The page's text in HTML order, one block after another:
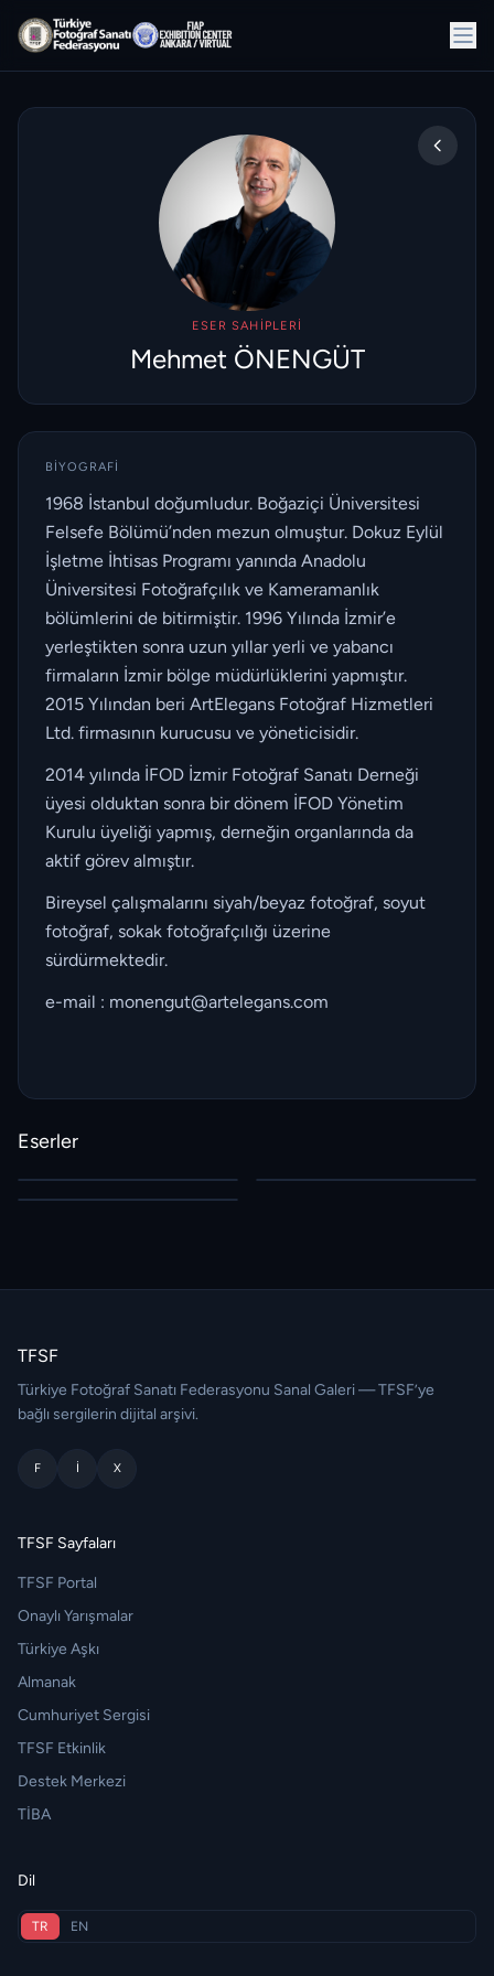
ESER SAHIPLERI
Mehmet ÖNENGÜT
BIYOGRAFI
1968 İstanbul doğumludur. Boğaziçi Üniversitesi
Felsefe Bölümü’nden mezun olmuştur. Dokuz Eylül
İşletme İhtisas Programı yanında Anadolu
Üniversitesi Fotoğrafçılık ve Kameramanlık
bölümlerini de bitirmiştir. 1996 Yılında İzmir’e
yerleştikten sonra uzun yıllar yerli ve yabancı
firmaların İzmir bölge müdürlüklerini yapmıştır.
2015 Yılından beri ArtElegans Fotoğraf Hizmetleri
Ltd. firmasının kurucusu ve yöneticisidir.
2014 yılında İFOD İzmir Fotoğraf Sanatı Derneği
üyesi olduktan sonra bir dönem İFOD Yönetim
Kurulu üyeliği yapmış, derneğin organlarında da
aktif görev almıştır.
Bireysel çalışmalarını siyah/beyaz fotoğraf, soyut
fotoğraf, sokak fotoğrafçılığı üzerine
sürdürmektedir.
e-mail : monengut@artelegans.com
Eserler
TFSF
Türkiye Fotoğraf Sanatı Federasyonu Sanal Galeri — TFSF’ye
bağlı sergilerin dijital arşivi.
F I X
TFSF Sayfaları
TFSF Portal
Onaylı Yarışmalar
Türkiye Aşkı
Almanak
Cumhuriyet Sergisi
TFSF Etkinlik
Destek Merkezi
TİBA
Dil
TR EN